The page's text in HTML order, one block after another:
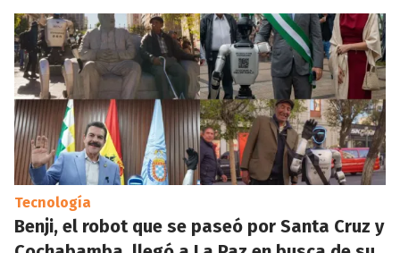
Tecnología
Benji, el robot que se paseó por Santa Cruz y